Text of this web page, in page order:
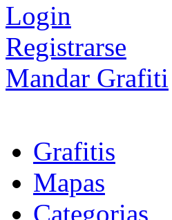
Login
Registrarse
Mandar Grafiti
Grafitis
Mapas
Categorias